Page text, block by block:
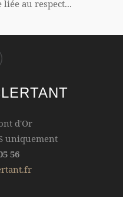
au respect...
d'Or
uniquement
56